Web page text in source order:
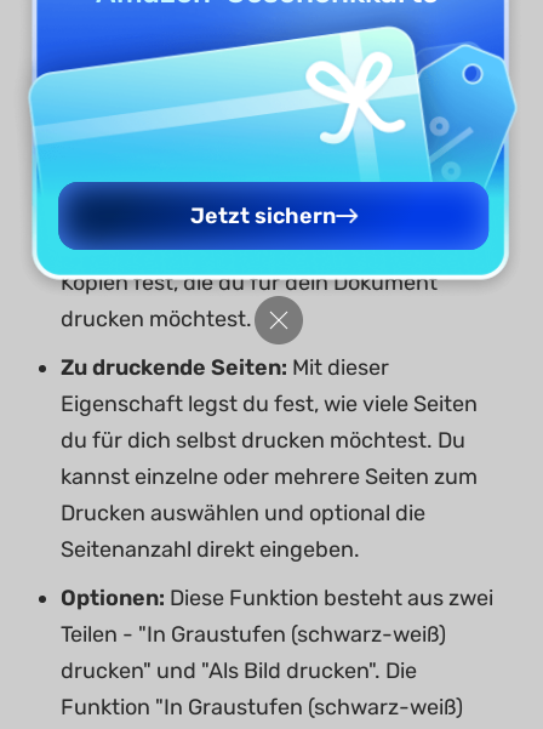
könnten schließlich mehrere Drucker
angeschlossen und installiert sein.
Manchmal werden verschiedene Drucker
über LAN (Local Area Network) installiert
Die Option Kopien in den
Druckeinstellungen legt die Anzahl der
Kopien fest, die du für dein Dokument
drucken möchtest.
Zu druckende Seiten: Mit dieser
Eigenschaft legst du fest, wie viele Seiten
du für dich selbst drucken möchtest. Du
kannst einzelne oder mehrere Seiten zum
Drucken auswählen und optional die
Seitenanzahl direkt eingeben.
Optionen: Diese Funktion besteht aus zwei
Teilen - "In Graustufen (schwarz-weiß)
drucken" und "Als Bild drucken". Die
Funktion "In Graustufen (schwarz-weiß)
Jetzt sichern